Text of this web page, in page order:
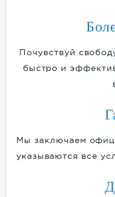
Почувствуй
быстро и
Мы заключаем
указываются все